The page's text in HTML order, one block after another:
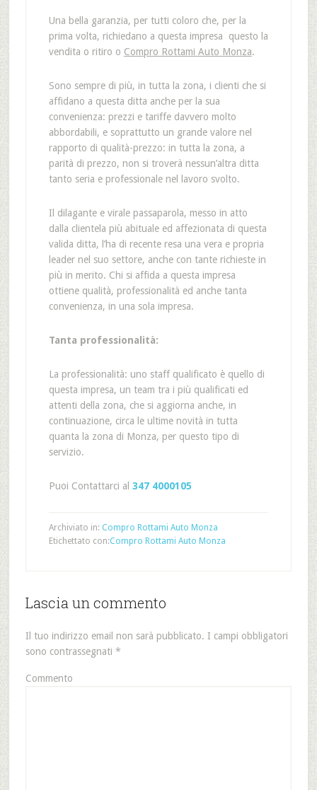
Una bella garanzia, per tutti coloro che, per la
prima volta, richiedano a questa impresa questo la
vendita o ritiro o Compro Rottami Auto Monza.
Sono sempre di più, in tutta la zona, i clienti che si
affidano a questa ditta anche per la sua
convenienza: prezzi e tariffe davvero molto
abbordabili, e soprattutto un grande valore nel
rapporto di qualità-prezzo: in tutta la zona, a
parità di prezzo, non si troverà nessun’altra ditta
tanto seria e professionale nel lavoro svolto.
Il dilagante e virale passaparola, messo in atto
dalla clientela più abituale ed affezionata di questa
valida ditta, l’ha di recente resa una vera e propria
leader nel suo settore, anche con tante richieste in
più in merito. Chi si affida a questa impresa
ottiene qualità, professionalità ed anche tanta
convenienza, in una sola impresa.
Tanta professionalità:
La professionalità: uno staff qualificato è quello di
questa impresa, un team tra i più qualificati ed
attenti della zona, che si aggiorna anche, in
continuazione, circa le ultime novità in tutta
quanta la zona di Monza, per questo tipo di
servizio.
Puoi Contattarci al 347 4000105
Archiviato in: Compro Rottami Auto Monza
Etichettato con:Compro Rottami Auto Monza
Lascia un commento
Il tuo indirizzo email non sarà pubblicato. I campi obbligatori
sono contrassegnati *
Commento